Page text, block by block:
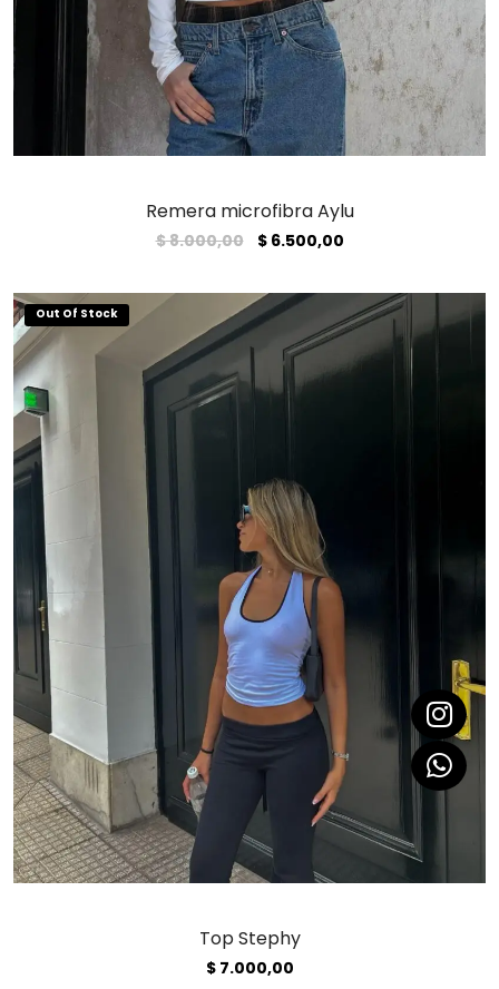
Remera microfibra Aylu
$8.000,00
$ 8.000,00.
$6.500,00El
$ 6.500,00.
Out Of Stock
Top Stephy
$7.000,00